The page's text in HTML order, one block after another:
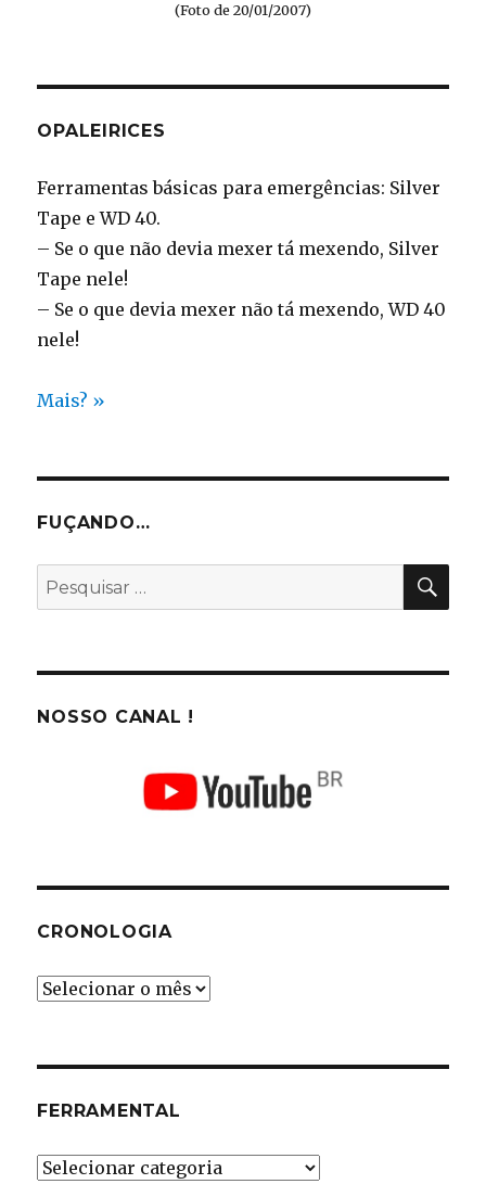
(Foto de 20/01/2007)
OPALEIRICES
Ferramentas básicas para emergências: Silver
Tape e WD 40.
– Se o que não devia mexer tá mexendo, Silver
Tape nele!
– Se o que devia mexer não tá mexendo, WD 40
nele!
Mais? »
FUÇANDO…
Pesquisar
por:
NOSSO CANAL !
CRONOLOGIA
Cronologia
FERRAMENTAL
Ferramental